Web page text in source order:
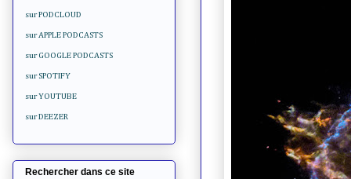
sur PODCLOUD
sur APPLE PODCASTS
sur GOOGLE PODCASTS
sur SPOTIFY
sur YOUTUBE
sur DEEZER
Rechercher dans ce site